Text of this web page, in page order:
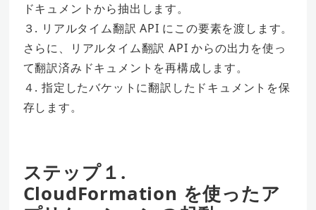
ドキュメントから抽出します。
３. リアルタイム翻訳 API にこの要素を渡します。
さらに、リアルタイム翻訳 API からの出力を使っ
て翻訳済みドキュメントを再構成します。
４. 指定したバケットに翻訳したドキュメントを保
存します。
ステップ１.
CloudFormation を使ったア